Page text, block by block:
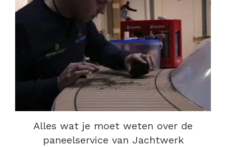
Alles wat je moet weten over de
paneelservice van Jachtwerk